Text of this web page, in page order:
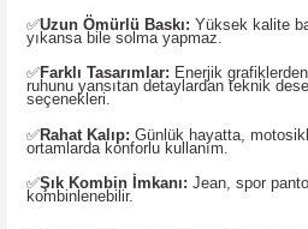
✅Uzun Ömürlü Baskı: Yüksek kalite
yıkansa bile solma yapmaz.
✅Farklı Tasarımlar: Enerjik
ruhunu yansıtan detaylardan teknik
seçenekleri.
✅Rahat Kalıp: Günlük hayatta,
ortamlarda konforlu kullanım.
✅Şık Kombin İmkanı: Jean, spor
kombinlenebilir.